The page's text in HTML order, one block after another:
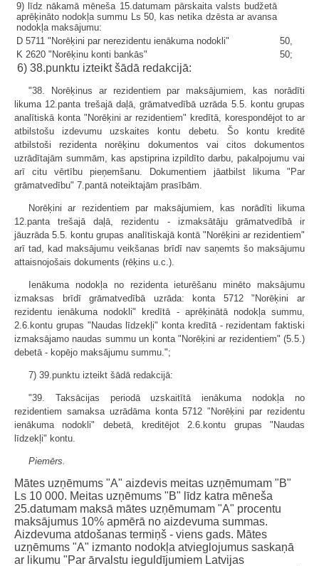
9) līdz nākamā mēneša 15.datumam pārskaita valsts budžetā
aprēķināto nodokļa summu Ls 50, kas netika dzēsta ar avansa
nodokļa maksājumu:
D 5711 "Norēķini par nerezidentu ienākuma nodokli"
50,
K 2620 "Norēķinu konti bankās"
50;
6) 38.punktu izteikt šādā redakcijā:
"38. Norēķinus ar rezidentiem par maksājumiem, kas norādīti
likuma 12.panta trešajā daļā, grāmatvedībā uzrāda 5.5. kontu grupas
analītiskā konta "Norēķini ar rezidentiem" kredītā, korespondējot to ar
atbilstošu izdevumu uzskaites kontu debetu. Šo kontu kreditē
atbilstoši rezidenta norēķinu dokumentos vai citos dokumentos
uzrādītajām summām, kas apstiprina izpildīto darbu, pakalpojumu vai
arī citu vērtību pieņemšanu. Dokumentiem jāatbilst likuma "Par
grāmatvedību" 7.pantā noteiktajām prasībām.
Norēķini ar rezidentiem par maksājumiem, kas norādīti likuma
12.panta trešajā daļā, rezidentu - izmaksātāju grāmatvedībā ir
jāuzrāda 5.5. kontu grupas analītiskajā kontā "Norēķini ar rezidentiem"
arī tad, kad maksājumu veikšanas brīdī nav saņemts šo maksājumu
attaisnojošais dokuments (rēķins u.c.).
Ienākuma nodokļa no rezidenta ieturēšanu minēto maksājumu
izmaksas brīdī grāmatvedībā uzrāda: konta 5712 "Norēķini ar
rezidentu ienākuma nodokli" kredītā - aprēķinātā nodokļa summu,
2.6.kontu grupas "Naudas līdzekļi" konta kredītā - rezidentam faktiski
izmaksājamo naudas summu un konta "Norēķini ar rezidentiem" (5.5.)
debetā - kopējo maksājumu summu.";
7) 39.punktu izteikt šādā redakcijā:
"39. Taksācijas periodā uzskaitītā ienākuma nodokļa no
rezidentiem samaksa uzrādāma konta 5712 "Norēķini par rezidentu
ienākuma nodokli" debetā, kreditējot 2.6.kontu grupas "Naudas
līdzekļi" kontu.
Piemērs.
Mātes uzņēmums "A" aizdevis meitas uzņēmumam "B"
Ls 10 000. Meitas uzņēmums "B" līdz katra mēneša
25.datumam maksā mātes uzņēmumam "A" procentu
maksājumus 10% apmērā no aizdevuma summas.
Aizdevuma atdošanas termiņš - viens gads. Mātes
uzņēmums "A" izmanto nodokļa atvieglojumus saskaņā
ar likumu "Par ārvalstu ieguldījumiem Latvijas